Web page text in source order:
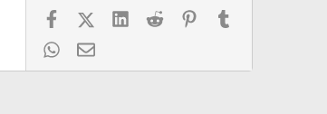
FacebookX (Twitter)
LinkedInReddit Pinterest
WhatsApp
E-posta